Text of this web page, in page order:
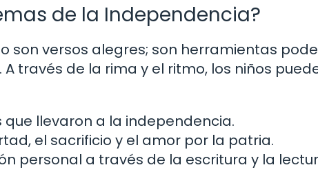
de la Independencia?
son versos alegres; son herramientas
través de la rima y el ritmo, los niños
llevaron a la independencia.
el sacrificio y el amor por la patria.
personal a través de la escritura y la